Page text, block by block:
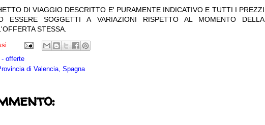
DI VIAGGIO DESCRITTO E' PURAMENTE INDICATIVO E TUTTI I PREZZI
ESSERE SOGGETTI A VARIAZIONI RISPETTO AL MOMENTO DELLA
STESSA.
- offerte
di Valencia, Spagna